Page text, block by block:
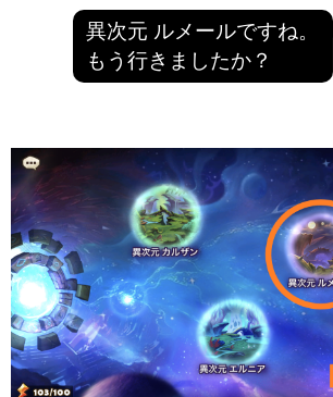
異次元 ルメールですね。
もう行きましたか？